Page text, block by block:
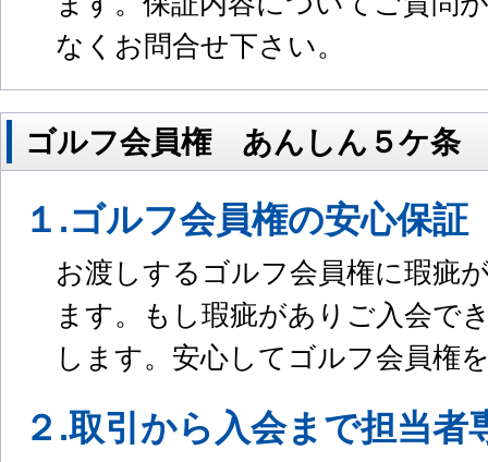
なくお問合せ下さい。
ゴルフ会員権 あんしん５ケ条
１.ゴルフ会員権の安心保証
お渡しするゴルフ会員権に瑕疵
ます。もし瑕疵がありご入会で
します。安心してゴルフ会員権
２.取引から入会まで担当者